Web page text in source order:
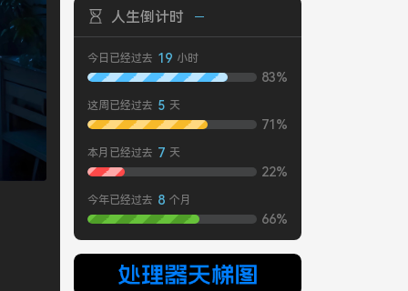
人生倒计时
今日已经过去 19 小时
83%
这周已经过去 5 天
71%
本月已经过去 7 天
22%
今年已经过去 8 个月
66%